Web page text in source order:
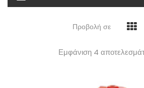
Προβολή σε
Εμφάνιση 4